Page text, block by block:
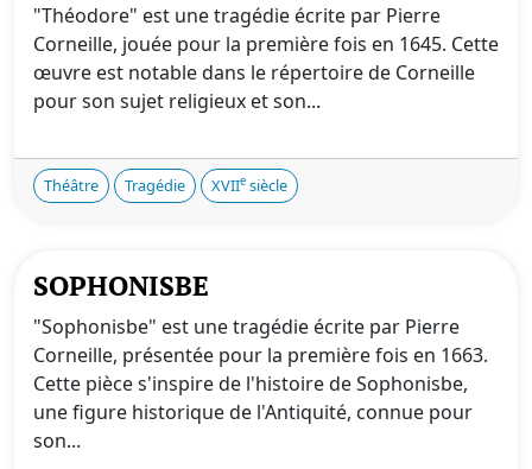
"Théodore" est une tragédie écrite par Pierre
Corneille, jouée pour la première fois en 1645. Cette
œuvre est notable dans le répertoire de Corneille
pour son sujet religieux et son...
Théâtre Tragédie XVIIe siècle
SOPHONISBE
"Sophonisbe" est une tragédie écrite par Pierre
Corneille, présentée pour la première fois en 1663.
Cette pièce s'inspire de l'histoire de Sophonisbe,
une figure historique de l'Antiquité, connue pour
son...